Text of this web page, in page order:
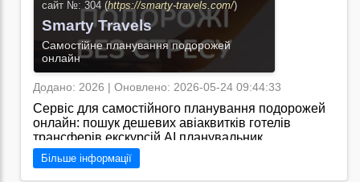
партнера для ділових поїздок сімейних
подорожей або відпочинку./ Перейти на сайт →
сайт №: 304 (https://smarty-travels.com/)
Smarty Travels
Самостійне планування подорожей
онлайн
Додано: 2026 | Оновлено: 2026-05-24 09:44:33
Сервіс для самостійного планування подорожей
онлайн: пошук дешевих авіаквитків готелів
трансферів екскурсій AI планувальник
маршрутів./ Перейти на сайт →
Більше інформації